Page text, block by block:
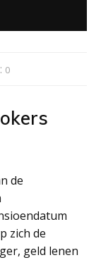
0
de
zich de
geld lenen